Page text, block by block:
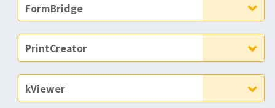
FormBridge
PrintCreator
kViewer